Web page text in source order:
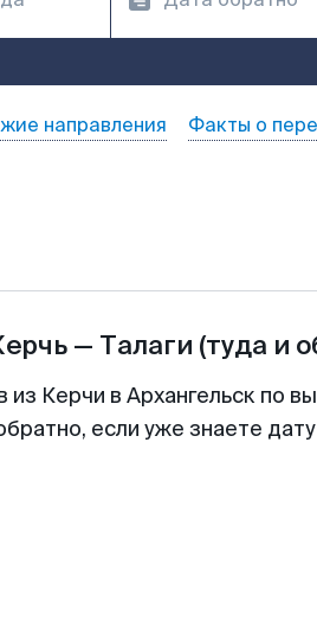
направления Факты о
— Талаги (туда и
Керчи в Архангельск по
если уже знаете